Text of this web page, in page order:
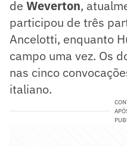
de Weverton,
participou de três
Ancelotti, enquanto
campo uma vez. Os
nas cinco
italiano.